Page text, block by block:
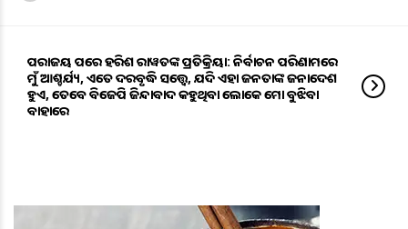
ପରାଜୟ ପରେ ହରିଶ ରାୱତଙ୍କ ପ୍ରତିକ୍ରିୟା: ନିର୍ବାଚନ ପରିଣାମରେ
ମୁଁ ଆଶ୍ଚର୍ଯ୍ୟ, ଏତେ ଦରବୃଦ୍ଧି ସତ୍ତ୍ୱେ, ଯଦି ଏହା ଜନତାଙ୍କ ଜନାଦେଶ
ହୁଏ, ତେବେ ବିଜେପି ଜିନ୍ଦାବାଦ କହୁଥିବା ଲୋକେ ମୋ ବୁଝିବା
ବାହାରେ